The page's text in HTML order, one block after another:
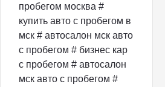
пробегом москва #
купить авто с пробегом в
мск # автосалон мск авто
с пробегом # бизнес кар
с пробегом # автосалон
мск авто с пробегом #